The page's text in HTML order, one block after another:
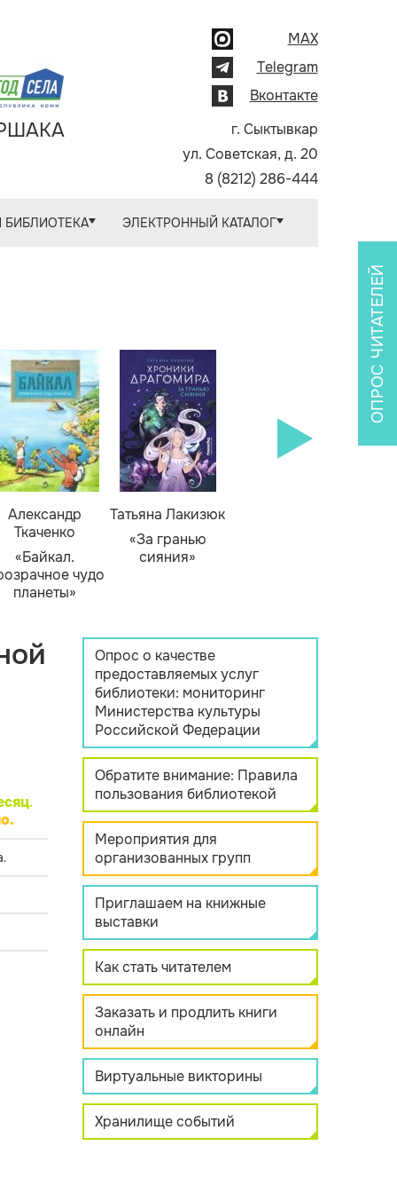
MAX
Telegram
Вконтакте
г. Сыктывкар
ул. Советская, д. 20
8 (8212) 286-444
БИБЛИОТЕКА ЭЛЕКТРОННЫЙ КАТАЛОГ
Александр
Ткаченко
«Байкал.
чудо
планеты»
Татьяна Лакизюк
«За гранью
сияния»
.
ОПРОС ЧИТАТЕЛЕЙ
Опрос о качестве
предоставляемых услуг
библиотеки: мониторинг
Министерства культуры
Российской Федерации
Обратите внимание: Правила
пользования библиотекой
Мероприятия для
организованных групп
Приглашаем на книжные
выставки
Как стать читателем
Заказать и продлить книги
онлайн
Виртуальные викторины
Хранилище событий